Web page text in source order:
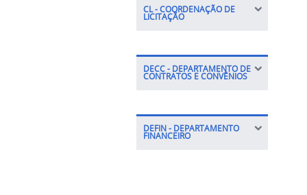
CL - COORDENAÇÃO DE
LICITAÇÃO
DECC - DEPARTAMENTO DE
CONTRATOS E CONVÊNIOS
DEFIN - DEPARTAMENTO
FINANCEIRO